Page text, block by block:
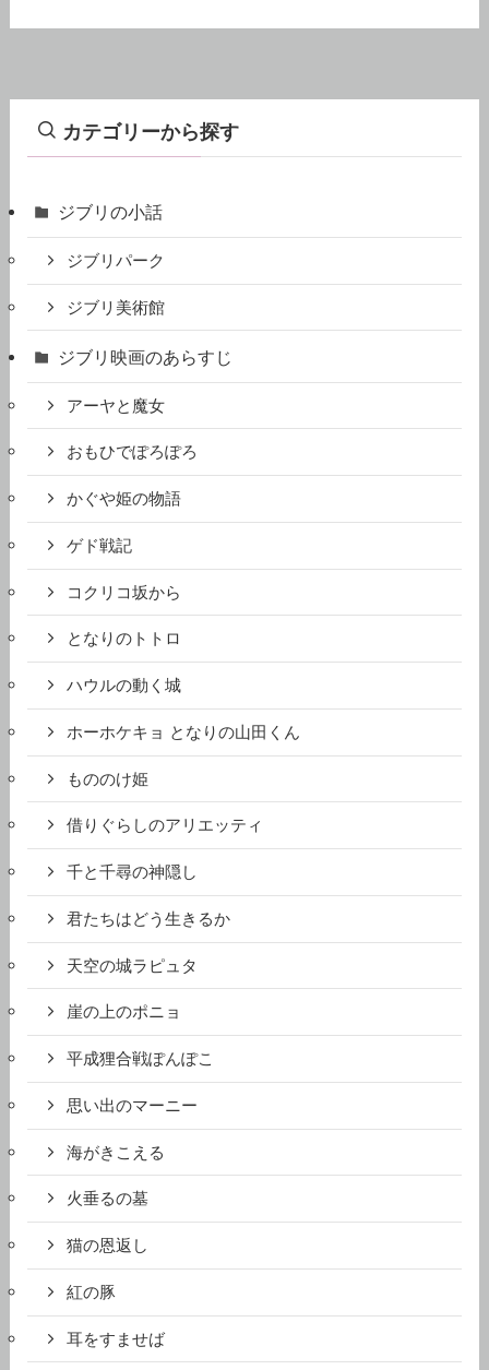
カテゴリーから探す
ジブリの小話
ジブリパーク
ジブリ美術館
ジブリ映画のあらすじ
アーヤと魔女
おもひでぽろぽろ
かぐや姫の物語
ゲド戦記
コクリコ坂から
となりのトトロ
ハウルの動く城
ホーホケキョ となりの山田くん
もののけ姫
借りぐらしのアリエッティ
千と千尋の神隠し
君たちはどう生きるか
天空の城ラピュタ
崖の上のポニョ
平成狸合戦ぽんぽこ
思い出のマーニー
海がきこえる
火垂るの墓
猫の恩返し
紅の豚
耳をすませば